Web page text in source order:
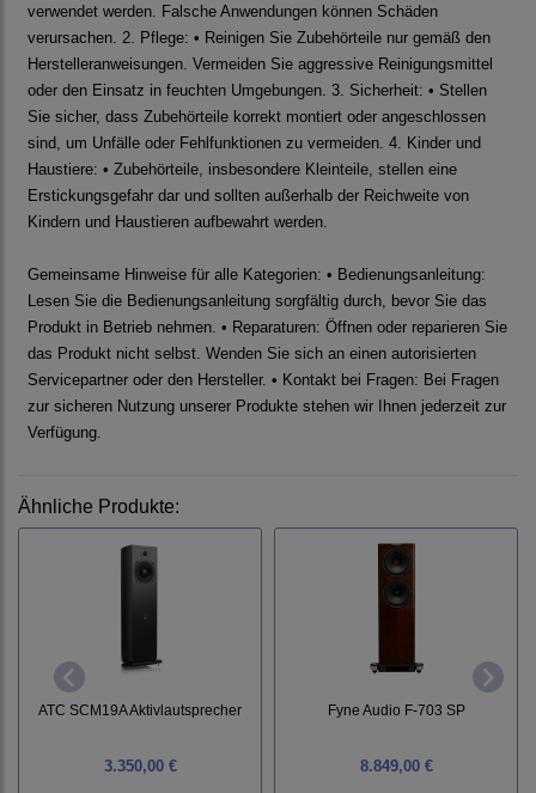
verwendet werden. Falsche Anwendungen können Schäden
verursachen. 2. Pflege: • Reinigen Sie Zubehörteile nur gemäß den
Herstelleranweisungen. Vermeiden Sie aggressive Reinigungsmittel
oder den Einsatz in feuchten Umgebungen. 3. Sicherheit: • Stellen
Sie sicher, dass Zubehörteile korrekt montiert oder angeschlossen
sind, um Unfälle oder Fehlfunktionen zu vermeiden. 4. Kinder und
Haustiere: • Zubehörteile, insbesondere Kleinteile, stellen eine
Erstickungsgefahr dar und sollten außerhalb der Reichweite von
Kindern und Haustieren aufbewahrt werden.
Gemeinsame Hinweise für alle Kategorien: • Bedienungsanleitung:
Lesen Sie die Bedienungsanleitung sorgfältig durch, bevor Sie das
Produkt in Betrieb nehmen. • Reparaturen: Öffnen oder reparieren Sie
das Produkt nicht selbst. Wenden Sie sich an einen autorisierten
Servicepartner oder den Hersteller. • Kontakt bei Fragen: Bei Fragen
zur sicheren Nutzung unserer Produkte stehen wir Ihnen jederzeit zur
Verfügung.
Ähnliche Produkte:
ATC SCM19A Aktivlautsprecher
3.350,00 €
Fyne Audio F-703 SP
8.849,00 €